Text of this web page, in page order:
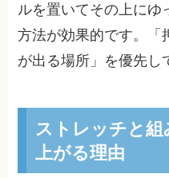
ルを置いてその上にゆ
方法が効果的です。「
が出る場所」を優先し
ストレッチと
上がる理由